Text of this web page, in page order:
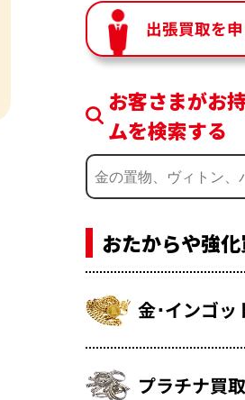
出張買取を
お客さまがお
ムを検索する
おたからや強
金･インゴッ
プラチナ買取